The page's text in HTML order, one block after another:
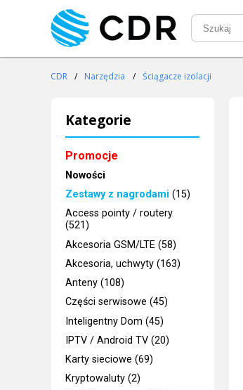
CDR / Narzędzia / Ściągacze izolacji
Kategorie
Promocje
Nowości
Zestawy z nagrodami (15)
Access pointy / routery
(521)
Akcesoria GSM/LTE (58)
Akcesoria, uchwyty (163)
Anteny (108)
Części serwisowe (45)
Inteligentny Dom (45)
IPTV / Android TV (20)
Karty sieciowe (69)
Kryptowaluty (2)